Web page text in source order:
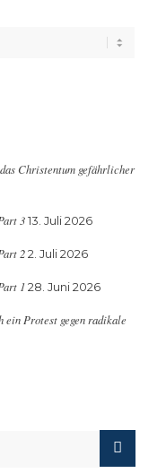
Christentum gefährlicher
3 13. Juli 2026
2 2. Juli 2026
1 28. Juni 2026
ein Protest gegen radikale